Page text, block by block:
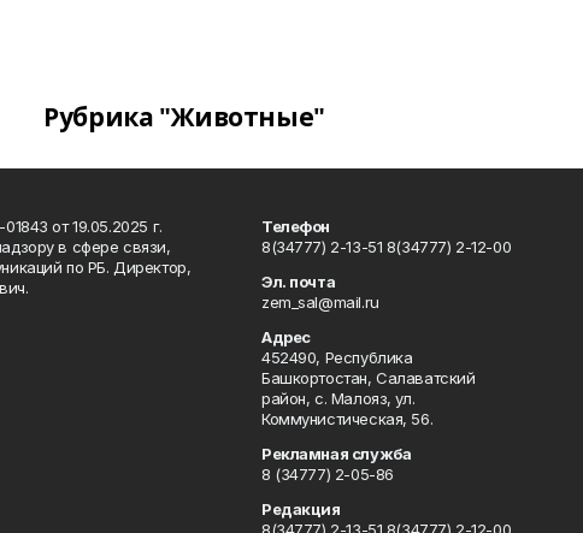
Рубрика "Животные"
от 19.05.2025 г.
в сфере связи,
по РБ. Директор,
Телефон
8(34777) 2-13-51 8(34777) 2-12-00
Эл. почта
zem_sal@mail.ru
Адрес
452490, Республика
Башкортостан, Салаватский
район, с. Малояз, ул.
Коммунистическая, 56.
Рекламная служба
8 (34777) 2-05-86
Редакция